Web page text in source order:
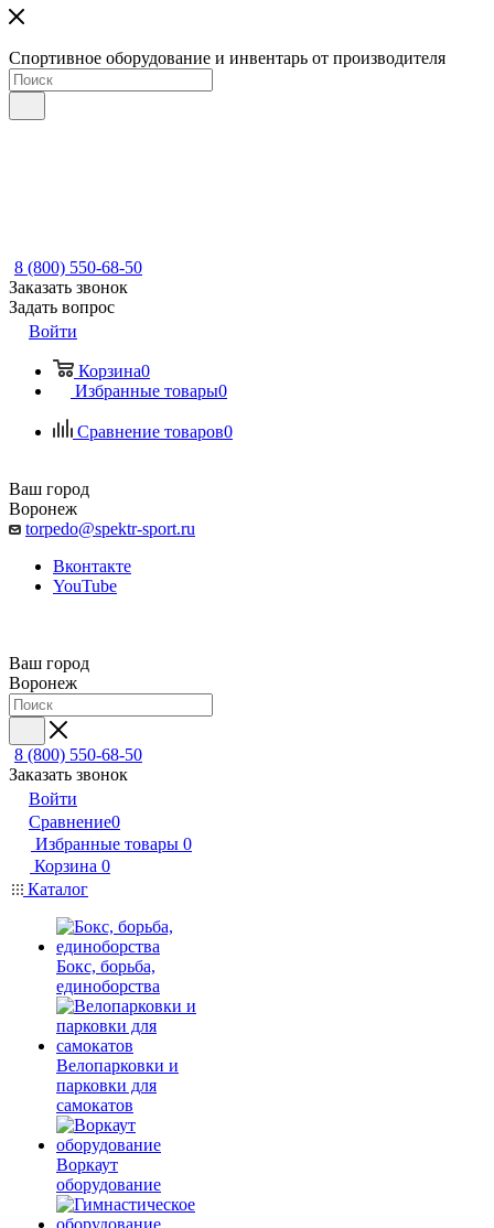
Спортивное оборудование и инвентарь от производителя
8 (800) 550-68-50
Заказать звонок
Задать вопрос
Войти
Корзина0
Избранные товары0
Сравнение товаров0
Ваш город
Воронеж
torpedo@spektr-sport.ru
Вконтакте
YouTube
Ваш город
Воронеж
8 (800) 550-68-50
Заказать звонок
Войти
Сравнение0
Избранные товары 0
Корзина 0
Каталог
Бокс, борьба,
единоборства
Велопарковки и
парковки для
самокатов
Воркаут
оборудование